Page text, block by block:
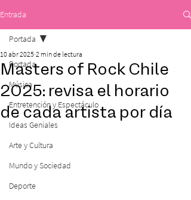
Entrada
Portada
Música
Entretención y Espectáculo
Ideas Geniales
Arte y Cultura
Mundo y Sociedad
Deporte
Portada
Masters of Rock Chile
2025: revisa el horario
de cada artista por día
10 abr 2025 2 min de lectura